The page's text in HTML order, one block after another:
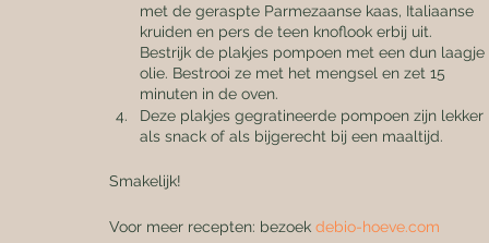
met de geraspte Parmezaanse kaas, Italiaanse
kruiden en pers de teen knoflook erbij uit.
Bestrijk de plakjes pompoen met een dun laagje
olie. Bestrooi ze met het mengsel en zet 15
minuten in de oven.
Deze plakjes gegratineerde pompoen zijn lekker
als snack of als bijgerecht bij een maaltijd.
Smakelijk!
Voor meer recepten: bezoek debio-hoeve.com